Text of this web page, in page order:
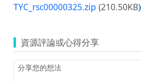
TYC_rsc00000325.zip (210.50KB)
資源評論或心得分享